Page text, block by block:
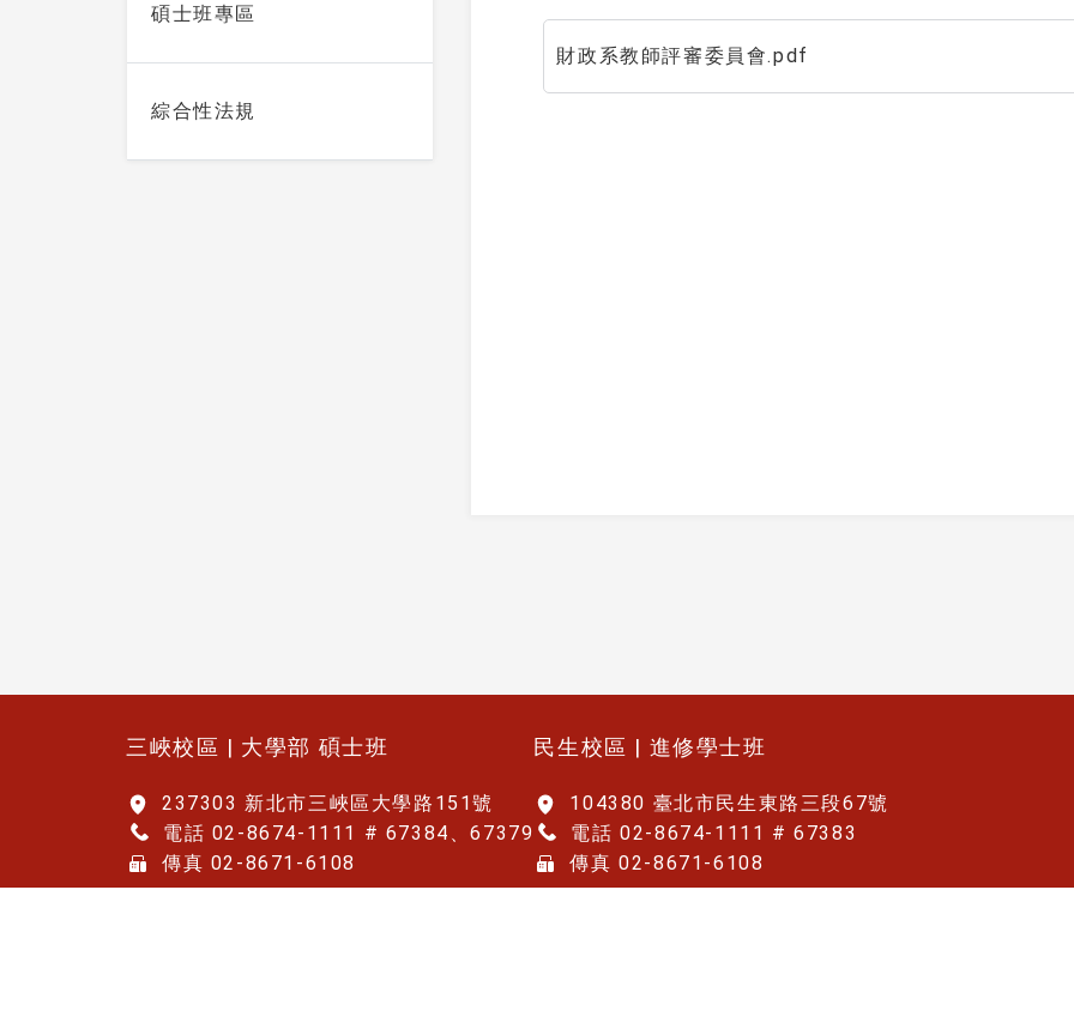
碩士班專區
綜合性法規
財政系教師評審委員會.pdf
三峽校區 | 大學部 碩士班
237303 新北市三峽區大學路151號
電話 02-8674-1111 # 67384、67379
傳真 02-8671-6108
民生校區 | 進修學士班
104380 臺北市民生東路三段67號
電話 02-8674-1111 # 67383
傳真 02-8671-6108